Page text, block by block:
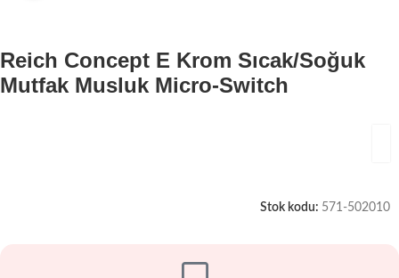
Reich Concept E Krom Sıcak/Soğuk
Mutfak Musluk Micro-Switch
Stok kodu: 571-502010